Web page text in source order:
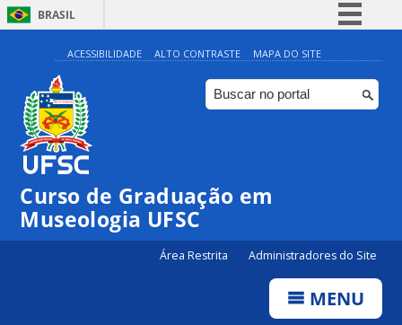
BRASIL
Simplifique!
Comunica BR
Participe
Canais
ACESSIBILIDADE ALTO CONTRASTE MAPA DO SITE
Curso de Graduação em
Museologia UFSC
Área Restrita Administradores do Site
MENU